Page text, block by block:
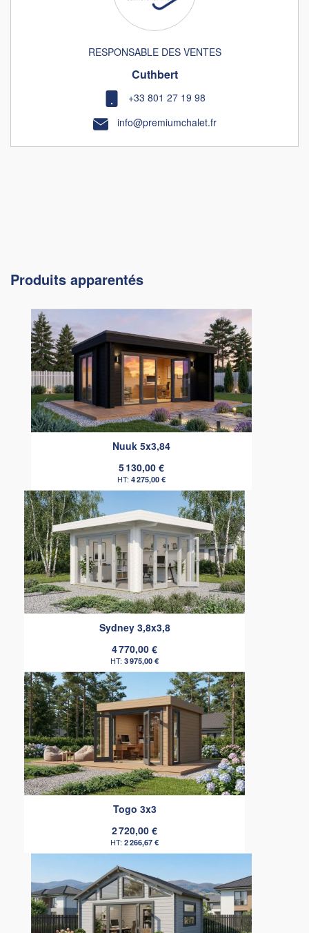
RESPONSABLE DES VENTES
Cuthbert
+33 801 27 19 98
info@premiumchalet.fr
Produits apparentés
Nuuk 5x3,84
5 130,00 €
4 275,00 €
Sydney 3,8x3,8
4 770,00 €
3 975,00 €
Togo 3x3
2 720,00 €
2 266,67 €